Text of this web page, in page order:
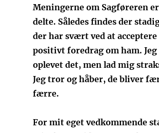
Meningerne om Sagføreren
delte. Således findes der
der har svært ved at acceptere
positivt foredrag om ham. Jeg
oplevet det, men lad mig
Jeg tror og håber, de bliver
færre.
For mit eget vedkommende